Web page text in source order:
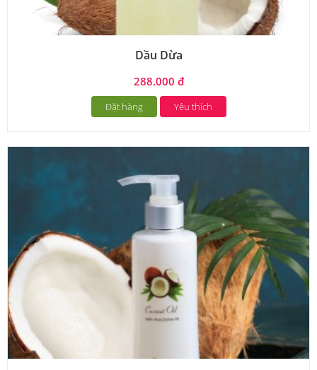
Dầu Dừa
288.000 đ
Đặt hàng Yêu thích